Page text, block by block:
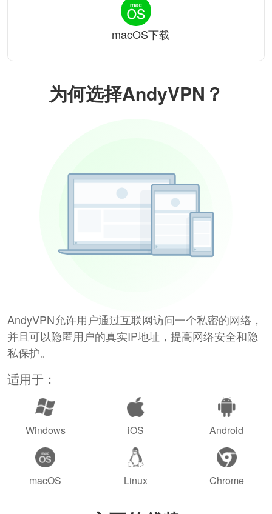
为何选择AndyVPN？
AndyVPN允许用户通过互联网访问一个私密的网络，
并且可以隐匿用户的真实IP地址，提高网络安全和隐
私保护。
适用于：
Windows iOS Android
macOS Linux Chrome
macOS下载